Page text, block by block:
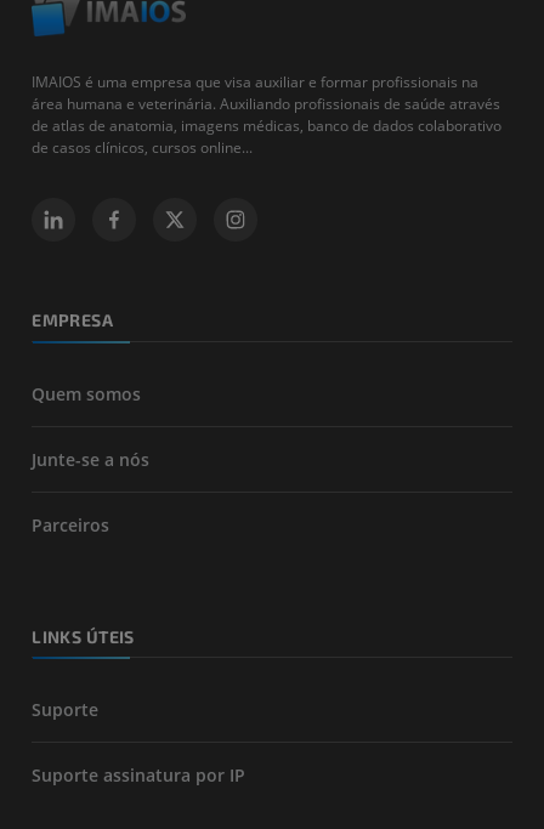
IMAIOS é uma empresa que visa auxiliar e formar profissionais na
área humana e veterinária. Auxiliando profissionais de saúde através
de atlas de anatomia, imagens médicas, banco de dados colaborativo
de casos clínicos, cursos online...
EMPRESA
Quem somos
Junte-se a nós
Parceiros
LINKS ÚTEIS
Suporte
Suporte assinatura por IP